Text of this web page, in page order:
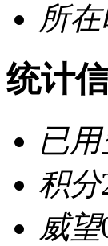
所
统计
已
积分
威望